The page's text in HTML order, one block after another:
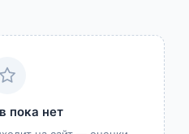
пока нет